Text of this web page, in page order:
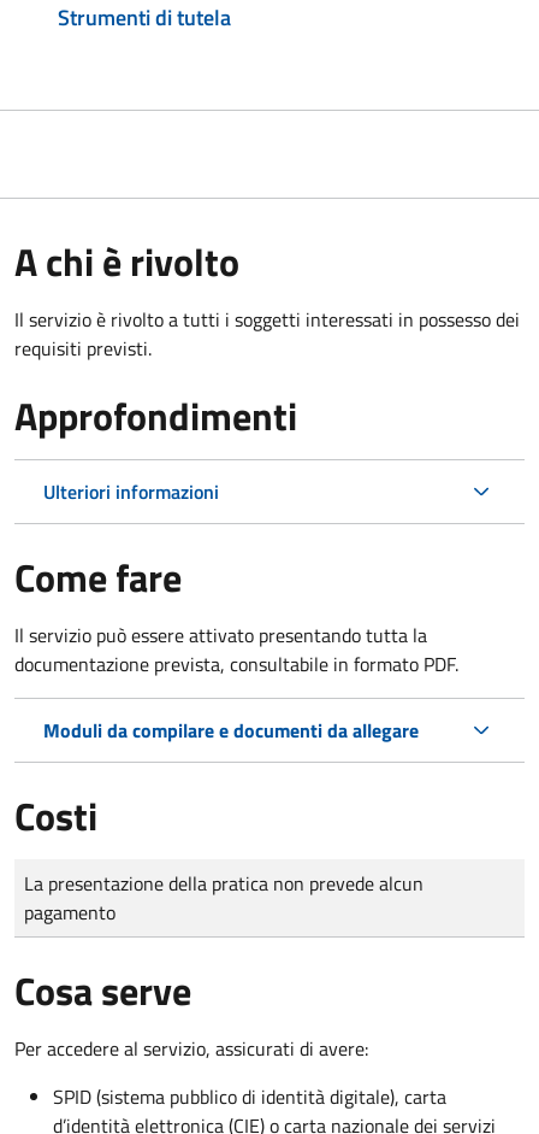
Strumenti di tutela
A chi è rivolto
Il servizio è rivolto a tutti i soggetti interessati in possesso dei
requisiti previsti.
Approfondimenti
Ulteriori informazioni
Come fare
Il servizio può essere attivato presentando tutta la
documentazione prevista, consultabile in formato PDF.
Moduli da compilare e documenti da allegare
Costi
Tipo di pagamento
Importo
La presentazione della pratica non prevede alcun
pagamento
Cosa serve
Per accedere al servizio, assicurati di avere:
SPID (sistema pubblico di identità digitale), carta
d’identità elettronica (CIE) o carta nazionale dei servizi